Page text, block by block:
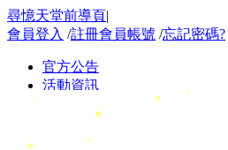
尋憶天堂前導頁|
會員登入 /註冊會員帳號 /忘記密碼?